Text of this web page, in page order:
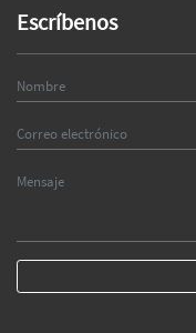
Escríbenos